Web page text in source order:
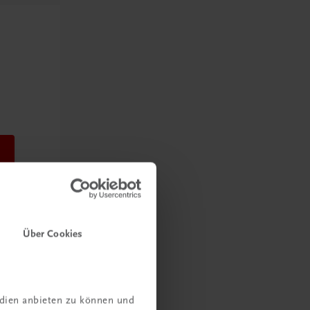
Über Cookies
anbieten zu können und